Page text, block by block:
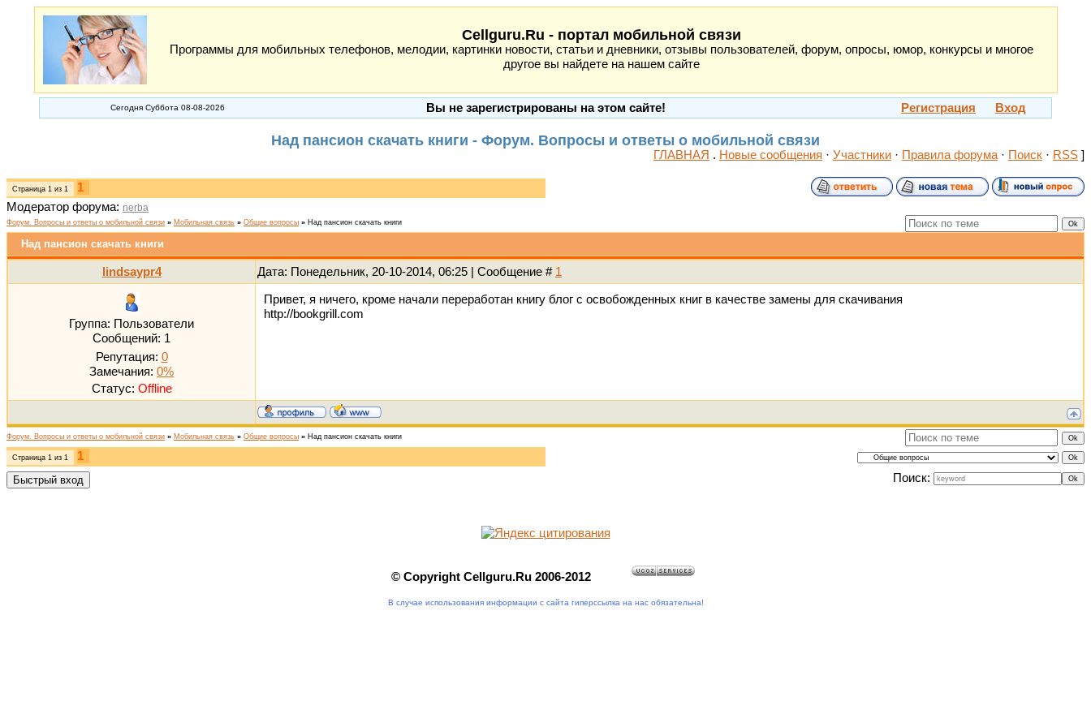
Cellguru.Ru - портал мобильной связи
Программы для мобильных телефонов, мелодии, картинки новости, статьи и дневники, отзывы пользователей, форум, опросы, юмор, конкурсы и многое
другое вы найдете на нашем сайте
Сегодня Суббота 08-08-2026 Вы не зарегистрированы на этом сайте! Регистрация Вход
Над пансион скачать книги - Форум. Вопросы и ответы о мобильной связи
ГЛАВНАЯ . Новые сообщения · Участники · Правила форума · Поиск · RSS ]
Страница 1 из 1
1
Модератор форума: nerba
Форум. Вопросы и ответы о мобильной связи » Мобильная связь » Общие вопросы » Над пансион скачать книги
Над пансион скачать книги
lindsaypr4 Дата: Понедельник, 20-10-2014, 06:25 | Сообщение # 1
Группа: Пользователи
Сообщений: 1
Репутация: 0
Замечания: 0%
Статус: Offline
Привет, я ничего, кроме начали переработан книгу блог с освобожденных книг в качестве замены для скачивания
http://bookgrill.com
Форум. Вопросы и ответы о мобильной связи » Мобильная связь » Общие вопросы » Над пансион скачать книги
Страница 1 из 1
1
Поиск:
© Copyright Cellguru.Ru 2006-2012
В случае использования информации с сайта гиперссылка на нас обязательна!